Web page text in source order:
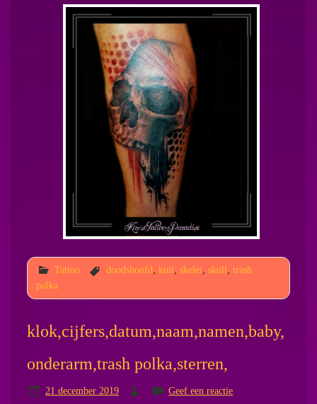
Tattoo doodshoofd kuit, skelet, skull trash
polka
klok,cijfers,datum,naam,namen,baby,
onderarm,trash polka,sterren,
21 december 2019 Geef een reactie